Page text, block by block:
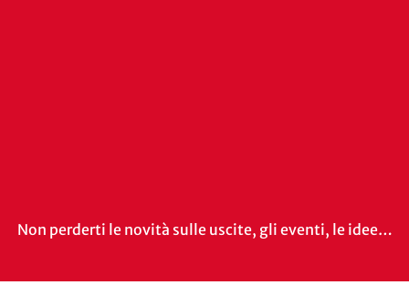
Non perderti le novità sulle uscite, gli eventi, le idee…